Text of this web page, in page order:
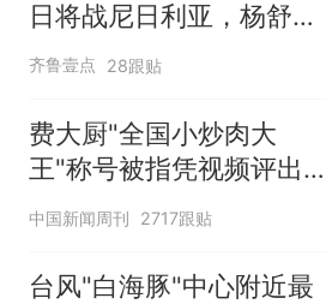
日将战尼日利亚，杨舒予
有望出战
齐鲁壹点 28跟贴
费大厨"全国小炒肉大
王"称号被指凭视频评出
官方回应
中国新闻周刊 2717跟贴
台风"白海豚"中心附近最